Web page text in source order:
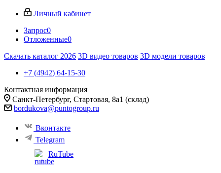
Личный кабинет
Запрос0
Отложенные0
Скачать каталог 2026 3D видео товаров 3D модели товаров
+7 (4942) 64-15-30
Контактная информация
Санкт-Петербург, Стартовая, 8а​1 (склад)
bordukova@puntogroup.ru
Вконтакте
Telegram
RuTube